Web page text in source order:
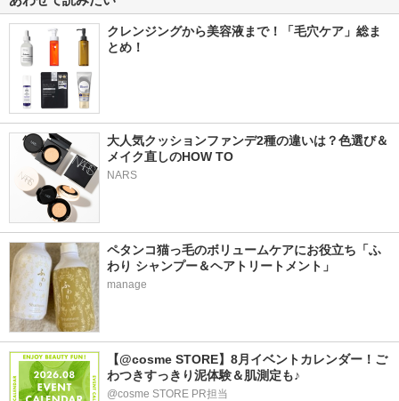
クレンジングから美容液まで！「毛穴ケア」総ま
とめ！
大人気クッションファンデ2種の違いは？色選び＆
メイク直しのHOW TO
NARS
ペタンコ猫っ毛のボリュームケアにお役立ち「ふ
わり シャンプー＆ヘアトリートメント」
manage
【@cosme STORE】8月イベントカレンダー！ご
わつきすっきり泥体験＆肌測定も♪
@cosme STORE PR担当